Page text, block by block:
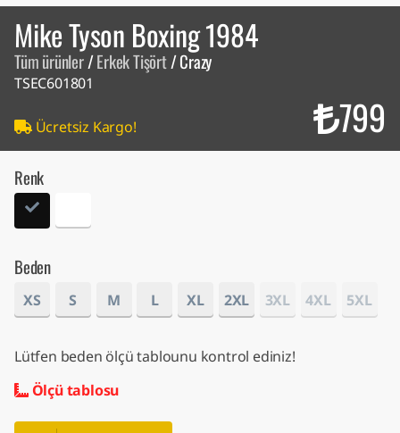
Mike Tyson Boxing 1984
Tüm ürünler/Erkek Tişört/Crazy
TSEC601801
799
Ücretsiz Kargo!
Renk
Beden
XS S M L XL 2XL 3XL 4XL 5XL
Lütfen beden ölçü tablounu kontrol ediniz!
Ölçü tablosu